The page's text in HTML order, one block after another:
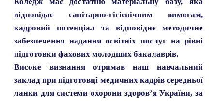
відповідає санітарно-гігієнічним вимогам,
кадровий потенціал та відповідне методичне
забезпечення надання освітніх послуг на рівні
підготовки фахових молодших бакалаврів.
Високе визнання отримав наш навчальний
заклад при підготовці медичних кадрів середньої
ланки для системи охорони здоров’я України, за